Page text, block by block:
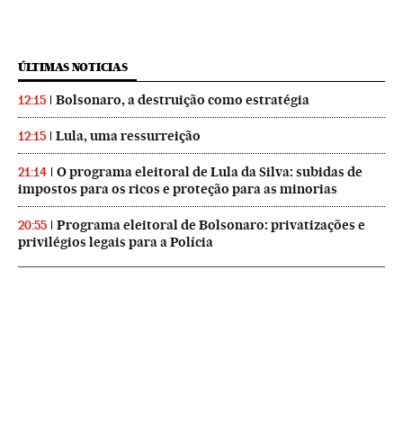
ÚLTIMAS NOTICIAS
12:15 Bolsonaro, a destruição como estratégia
12:15 Lula, uma ressurreição
21:14
O programa eleitoral de Lula da Silva: subidas de
impostos para os ricos e proteção para as minorias
20:55
Programa eleitoral de Bolsonaro: privatizações e
privilégios legais para a Polícia